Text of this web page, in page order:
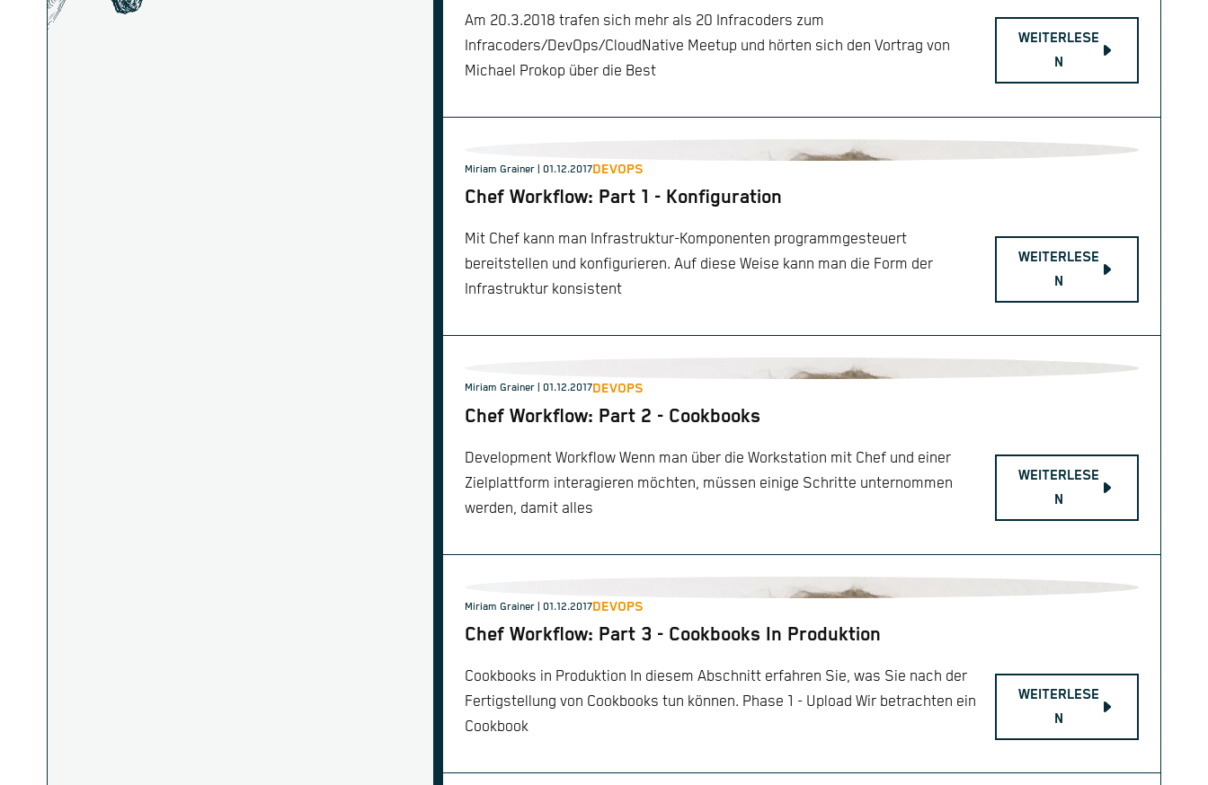
Am 20.3.2018 trafen sich mehr als 20 Infracoders zum
Infracoders/DevOps/CloudNative Meetup und hörten sich den Vortrag von
Michael Prokop über die Best
WEITERLESE
N
Miriam Grainer | 01.12.2017DEVOPS
Chef Workflow: Part 1 - Konfiguration
Mit Chef kann man Infrastruktur-Komponenten programmgesteuert
bereitstellen und konfigurieren. Auf diese Weise kann man die Form der
Infrastruktur konsistent
WEITERLESE
N
Miriam Grainer | 01.12.2017DEVOPS
Chef Workflow: Part 2 - Cookbooks
Development Workflow Wenn man über die Workstation mit Chef und einer
Zielplattform interagieren möchten, müssen einige Schritte unternommen
werden, damit alles
WEITERLESE
N
Miriam Grainer | 01.12.2017DEVOPS
Chef Workflow: Part 3 - Cookbooks In Produktion
Cookbooks in Produktion In diesem Abschnitt erfahren Sie, was Sie nach der
Fertigstellung von Cookbooks tun können. Phase 1 - Upload Wir betrachten ein
Cookbook
WEITERLESE
N